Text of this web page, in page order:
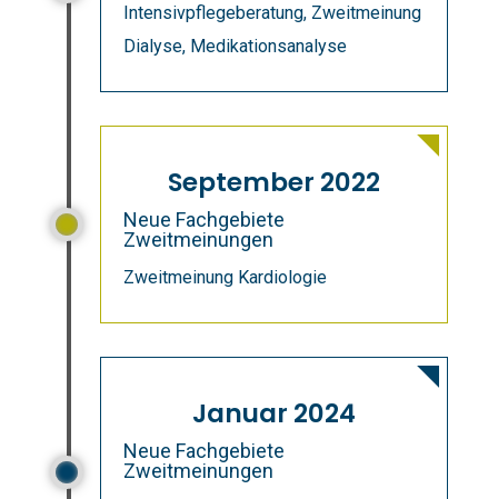
Intensivpflegeberatung, Zweitmeinung
Dialyse, Medikationsanalyse
September 2022
Neue Fachgebiete
Zweitmeinungen
Zweitmeinung Kardiologie
Januar 2024
Neue Fachgebiete
Zweitmeinungen